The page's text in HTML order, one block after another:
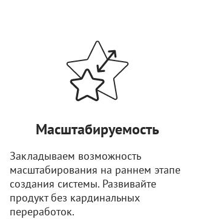
Масштабируемость
Закладываем возможность
масштабирования на раннем этапе
создания системы. Развивайте
продукт без кардинальных
переработок.